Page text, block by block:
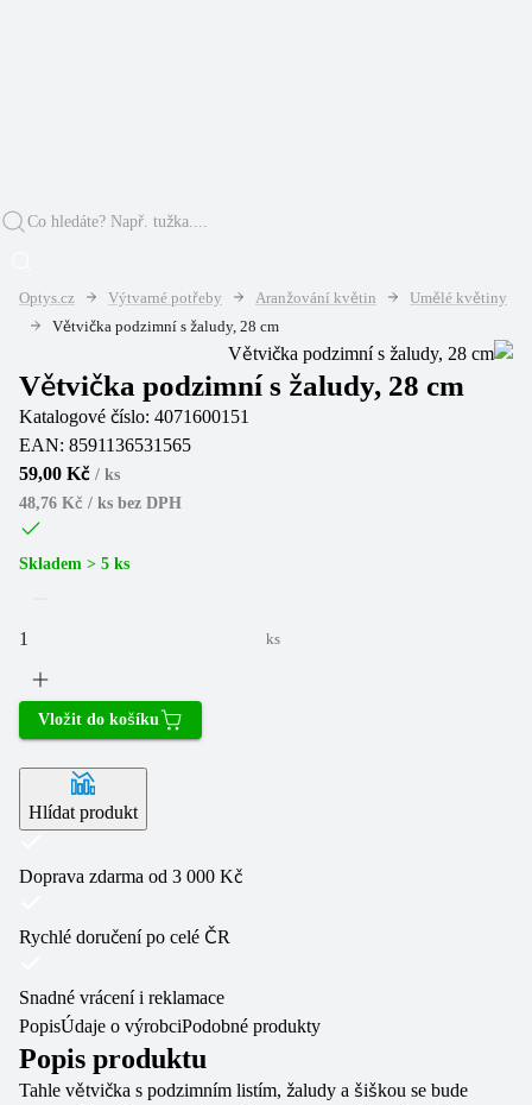
Optys.cz Výtvarné potřeby Aranžování květin
Umělé květiny
Větvička podzimní s žaludy, 28 cm
Větvička podzimní s žaludy, 28 cm
Katalogové číslo: 4071600151
EAN: 8591136531565
59,00 Kč / ks
48,76 Kč / ks bez DPH
Skladem > 5 ks
ks
Vložit do košíku
Hlídat produkt
Doprava zdarma od 3 000 Kč
Rychlé doručení po celé ČR
Snadné vrácení i reklamace
PopisÚdaje o výrobciPodobné produkty
Popis produktu
Tahle větvička s podzimním listím, žaludy a šiškou se bude